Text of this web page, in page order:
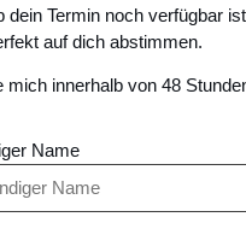
dein Termin noch verfügbar
auf dich abstimmen.
mich innerhalb von 48
Name